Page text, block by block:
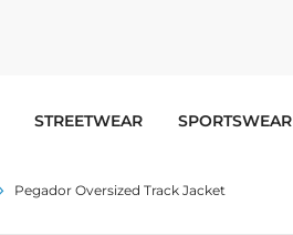
STREETWEAR SPORTSWEAR
Pegador Oversized Track Jacket